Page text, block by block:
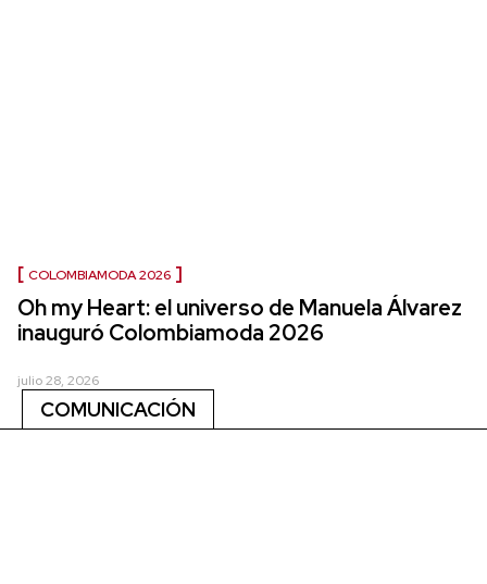
COLOMBIAMODA 2026
Oh my Heart: el universo de Manuela Álvarez
inauguró Colombiamoda 2026
julio 28, 2026
COMUNICACIÓN